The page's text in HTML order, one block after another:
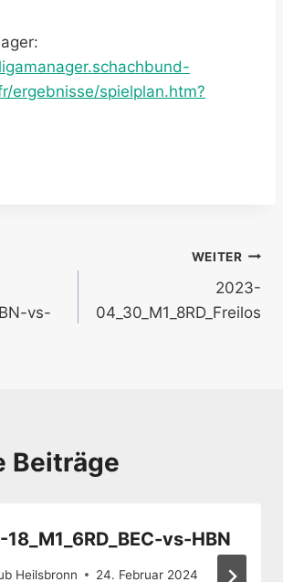
ergebnisse/spielplan.htm?
vs-
WEITER
2023-
04_30_M1_8RD_Freilos
Beiträge
vs-HBN
Heilsbronn 24. Februar 2024